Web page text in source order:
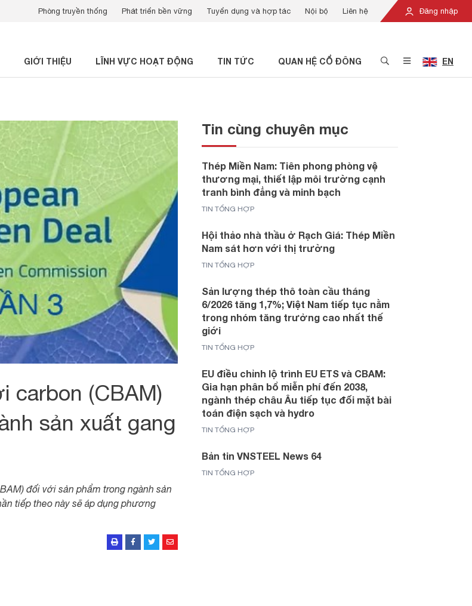
Đăng nhập
Phòng truyền thống Phát triển bền vững Tuyển dụng và hợp tác Nội bộ Liên hệ
GIỚI THIỆU LĨNH VỰC HOẠT ĐỘNG TIN TỨC QUAN HỆ CỔ ĐÔNG EN
carbon (CBAM)
sản xuất gang
đối với sản phẩm trong ngành sản
tiếp theo này sẽ áp dụng phương
Tin cùng chuyên mục
Thép Miền Nam: Tiên phong phòng vệ
thương mại, thiết lập môi trường cạnh
tranh bình đẳng và minh bạch
TIN TỔNG HỢP
Hội thảo nhà thầu ở Rạch Giá: Thép Miền
Nam sát hơn với thị trường
TIN TỔNG HỢP
Sản lượng thép thô toàn cầu tháng
6/2026 tăng 1,7%; Việt Nam tiếp tục nằm
trong nhóm tăng trưởng cao nhất thế
giới
TIN TỔNG HỢP
EU điều chỉnh lộ trình EU ETS và CBAM:
Gia hạn phân bổ miễn phí đến 2038,
ngành thép châu Âu tiếp tục đối mặt bài
toán điện sạch và hydro
TIN TỔNG HỢP
Bản tin VNSTEEL News 64
TIN TỔNG HỢP